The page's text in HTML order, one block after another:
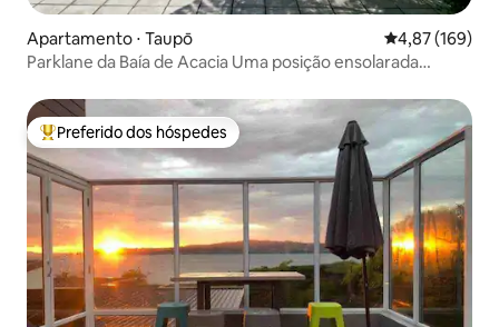
Apartamento ⋅ Taupō 4,87 de uma
4,87 (169)
Parklane da Baía de Acacia Uma posição ensolarada
Entre os melhores preferidos dos hóspedes
Preferido dos hóspedes